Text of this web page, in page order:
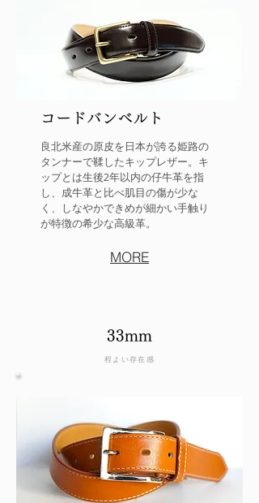
コードバンベルト
良北米産の原皮を日本が誇る姫路の
タンナーで鞣したキップレザー。キ
ップとは生後2年以内の仔牛革を指
し、成牛革と比べ肌目の傷が少な
く、しなやかできめが細かい手触り
が特徴の希少な高級革。
MORE
33mm
程よい存在感